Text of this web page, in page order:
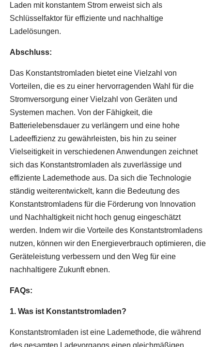
Laden mit konstantem Strom erweist sich als
Schlüsselfaktor für effiziente und nachhaltige
Ladelösungen.
Abschluss:
Das Konstantstromladen bietet eine Vielzahl von
Vorteilen, die es zu einer hervorragenden Wahl für die
Stromversorgung einer Vielzahl von Geräten und
Systemen machen. Von der Fähigkeit, die
Batterielebensdauer zu verlängern und eine hohe
Ladeeffizienz zu gewährleisten, bis hin zu seiner
Vielseitigkeit in verschiedenen Anwendungen zeichnet
sich das Konstantstromladen als zuverlässige und
effiziente Lademethode aus. Da sich die Technologie
ständig weiterentwickelt, kann die Bedeutung des
Konstantstromladens für die Förderung von Innovation
und Nachhaltigkeit nicht hoch genug eingeschätzt
werden. Indem wir die Vorteile des Konstantstromladens
nutzen, können wir den Energieverbrauch optimieren, die
Geräteleistung verbessern und den Weg für eine
nachhaltigere Zukunft ebnen.
FAQs:
1. Was ist Konstantstromladen?
Konstantstromladen ist eine Lademethode, die während
des gesamten Ladevorgangs einen gleichmäßigen